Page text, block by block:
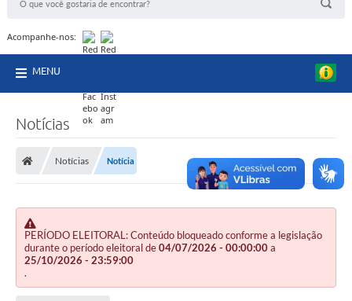
Acompanhe-nos:
MENU
Notícias
Notícias Notícia
PERÍODO ELEITORAL: Conteúdo bloqueado conforme a legislação
durante o período eleitoral de04/07/2026 - 00:00:00a
25/10/2026 - 23:59:00
.